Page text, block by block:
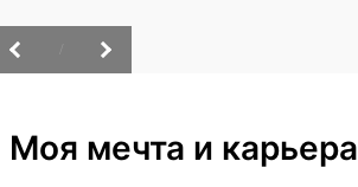
Моя мечта и карьера